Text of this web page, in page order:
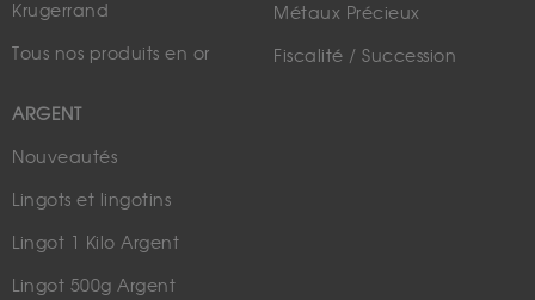
Krugerrand
Tous nos produits en or
ARGENT
Nouveautés
Lingots et lingotins
Lingot 1 Kilo Argent
Lingot 500g Argent
Métaux Précieux
Fiscalité / Succession